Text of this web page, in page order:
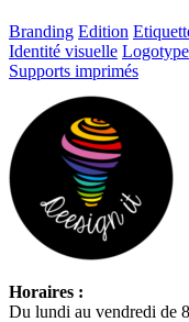
Branding Edition
Identité visuelle Logotype
Supports imprimés
Horaires :
Du lundi au vendredi de